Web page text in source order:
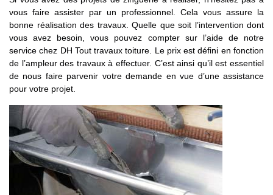
vous faire assister par un professionnel. Cela vous assure la
bonne réalisation des travaux. Quelle que soit l’intervention dont
vous avez besoin, vous pouvez compter sur l’aide de notre
service chez DH Tout travaux toiture. Le prix est défini en fonction
de l’ampleur des travaux à effectuer. C’est ainsi qu’il est essentiel
de nous faire parvenir votre demande en vue d’une assistance
pour votre projet.